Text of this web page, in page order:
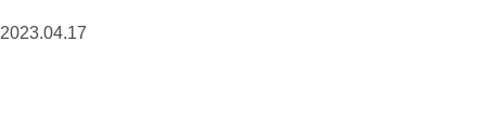
2023.04.17